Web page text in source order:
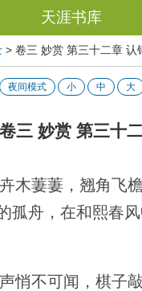
天涯书库
> 卷三 妙赏 第三十二章 认
夜间模式 小 中 大
三 妙赏 第三十
木萋萋，翘角飞
孤舟，在和熙春
悄不可闻，棋子